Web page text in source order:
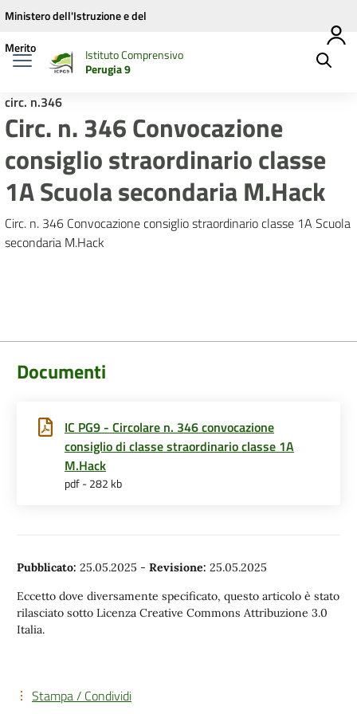
Vai ai contenuti
Vai al menu di navigazione
Vai al footer
Ministero dell'Istruzione e del
Merito
Istituto Comprensivo
Perugia 9
circ. n.346
Circ. n. 346 Convocazione
consiglio straordinario classe
1A Scuola secondaria M.Hack
Circ. n. 346 Convocazione consiglio straordinario classe 1A Scuola
secondaria M.Hack
Documenti
IC PG9 - Circolare n. 346 convocazione
consiglio di classe straordinario classe 1A
M.Hack
pdf - 282 kb
Pubblicato: 25.05.2025 - Revisione: 25.05.2025
Eccetto dove diversamente specificato, questo articolo è stato
rilasciato sotto Licenza Creative Commons Attribuzione 3.0
Italia.
Stampa / Condividi